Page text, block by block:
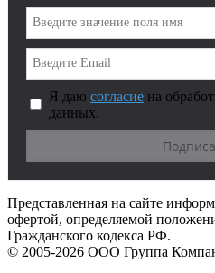
Я даю согласие на
данных.
Представленная на сайте
офертой, определяемой
Гражданского кодекса РФ.
© 2005-2026 ООО Группа